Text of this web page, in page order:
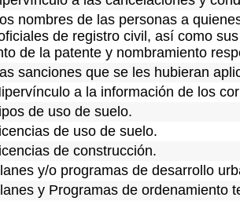
nombres de las personas a
de registro civil, así como
de la patente y nombramiento
sanciones que se les hubieran
a la información de los
de uso de suelo.
de uso de suelo.
de construcción.
y/o programas de desarrollo
y Programas de ordenamiento